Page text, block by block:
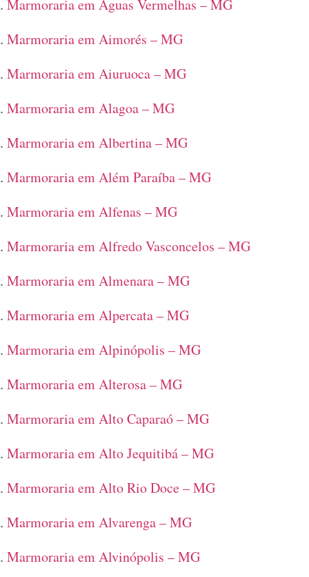
Marmoraria em Águas Vermelhas – MG
Marmoraria em Aimorés – MG
Marmoraria em Aiuruoca – MG
Marmoraria em Alagoa – MG
Marmoraria em Albertina – MG
Marmoraria em Além Paraíba – MG
Marmoraria em Alfenas – MG
Marmoraria em Alfredo Vasconcelos – MG
Marmoraria em Almenara – MG
Marmoraria em Alpercata – MG
Marmoraria em Alpinópolis – MG
Marmoraria em Alterosa – MG
Marmoraria em Alto Caparaó – MG
Marmoraria em Alto Jequitibá – MG
Marmoraria em Alto Rio Doce – MG
Marmoraria em Alvarenga – MG
Marmoraria em Alvinópolis – MG